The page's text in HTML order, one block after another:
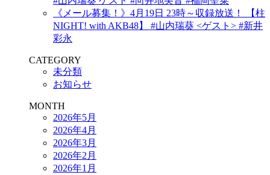
《メール募集！》4月19日 23時～収録放送！ 【柱
NIGHT! with AKB48】 #山内瑞葵 <ゲスト> #新井
彩永
CATEGORY
未分類
お知らせ
MONTH
2026年5月
2026年4月
2026年3月
2026年2月
2026年1月